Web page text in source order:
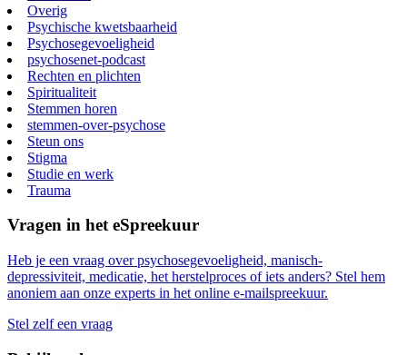
Overig
Psychische kwetsbaarheid
Psychosegevoeligheid
psychosenet-podcast
Rechten en plichten
Spiritualiteit
Stemmen horen
stemmen-over-psychose
Steun ons
Stigma
Studie en werk
Trauma
Vragen in het eSpreekuur
Heb je een vraag over psychosegevoeligheid, manisch-
depressiviteit, medicatie, het herstelproces of iets anders? Stel hem
anoniem aan onze experts in het online e-mailspreekuur.
Stel zelf een vraag